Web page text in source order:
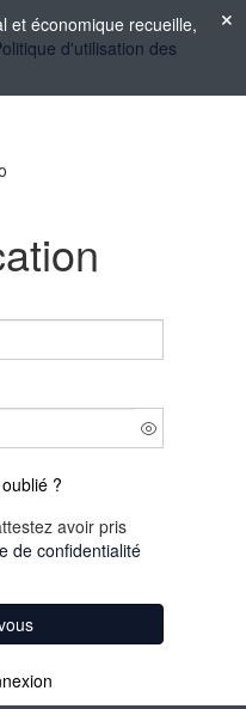
et économique recueille,
d'utilisation des
?
avoir pris
de confidentialité